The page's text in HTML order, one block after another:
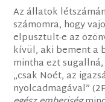
Az állatok
számomra, hogy
elpusztult-e az
kívül, aki bement a
mintha ezt
„csak Noét, az
nyolcadmagával”